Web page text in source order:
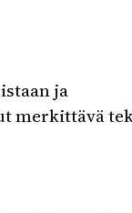
ja
merkittävä